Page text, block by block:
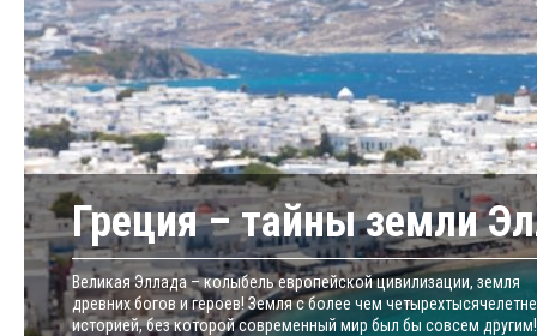
Греция – тайны земли
Великая Эллада – колыбель европейской цивилизации, земля
древних богов и героев! Земля с более чем
историей, без которой современный мир был бы совсем другим!